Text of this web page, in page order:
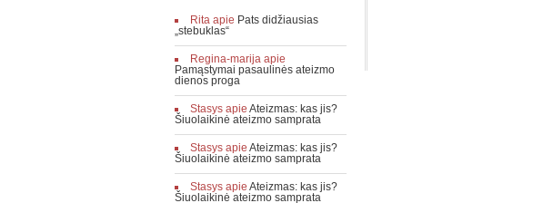
Rita apie Pats didžiausias
„stebuklas“
Regina-marija apie
Pamąstymai pasaulinės ateizmo
dienos proga
Stasys apieAteizmas: kas jis?
Šiuolaikinė ateizmo samprata
Stasys apieAteizmas: kas jis?
Šiuolaikinė ateizmo samprata
Stasys apieAteizmas: kas jis?
Šiuolaikinė ateizmo samprata